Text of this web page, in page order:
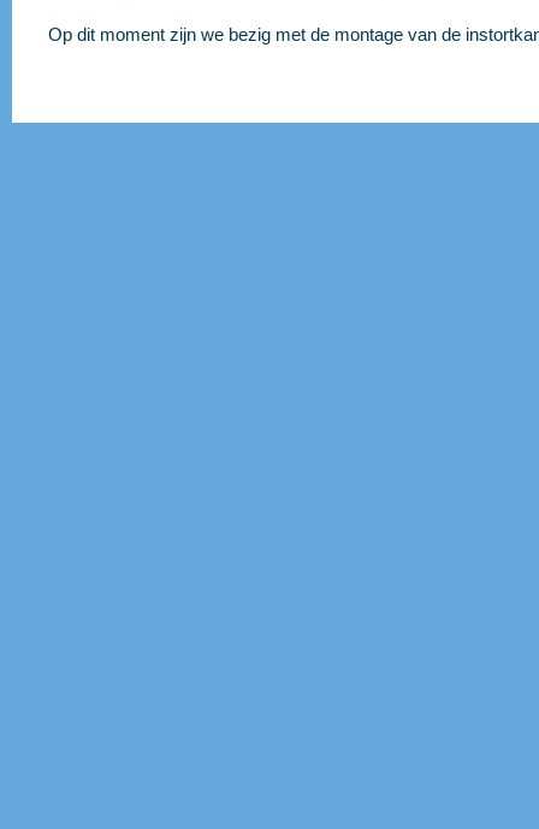
Op dit moment zijn we bezig met de montage van de